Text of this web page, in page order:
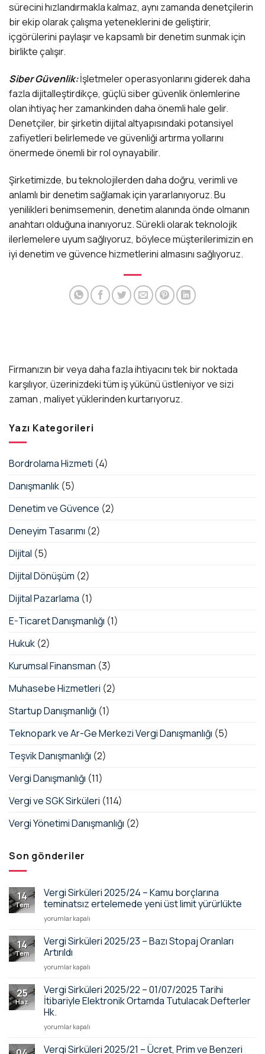
sürecini hızlandırmakla kalmaz, aynı zamanda denetçilerin
bir ekip olarak çalışma yeteneklerini de geliştirir,
içgörülerini paylaşır ve kapsamlı bir denetim sunmak için
birlikte çalışır.
Siber Güvenlik:İşletmeler operasyonlarını giderek daha
fazla dijitalleştirdikçe, güçlü siber güvenlik önlemlerine
olan ihtiyaç her zamankinden daha önemli hale gelir.
Denetçiler, bir şirketin dijital altyapısındaki potansiyel
zafiyetleri belirlemede ve güvenliği artırma yollarını
önermede önemli bir rol oynayabilir.
Şirketimizde, bu teknolojilerden daha doğru, verimli ve
anlamlı bir denetim sağlamak için yararlanıyoruz. Bu
yenilikleri benimsemenin, denetim alanında önde olmanın
anahtarı olduğuna inanıyoruz. Sürekli olarak teknolojik
ilerlemelere uyum sağlıyoruz, böylece müşterilerimizin en
iyi denetim ve güvence hizmetlerini almasını sağlıyoruz.
Firmanızın bir veya daha fazla ihtiyacını tek bir noktada
karşılıyor, üzerinizdeki tüm iş yükünü üstleniyor ve sizi
zaman , maliyet yüklerinden kurtarıyoruz.
Yazı Kategorileri
Bordrolama Hizmeti (4)
Danışmanlık (5)
Denetim ve Güvence (2)
Deneyim Tasarımı (2)
Dijital (5)
Dijital Dönüşüm (2)
Dijital Pazarlama (1)
E-Ticaret Danışmanlığı (1)
Hukuk (2)
Kurumsal Finansman (3)
Muhasebe Hizmetleri (2)
Startup Danışmanlığı (1)
Teknopark ve Ar-Ge Merkezi Vergi Danışmanlığı (5)
Teşvik Danışmanlığı (2)
Vergi Danışmanlığı (11)
Vergi ve SGK Sirküleri (114)
Vergi Yönetimi Danışmanlığı (2)
Son gönderiler
14
Tem
Vergi Sirküleri 2025/24 – Kamu borçlarına
teminatsız ertelemede yeni üst limit yürürlükte
Vergi
2025/24
–
Kamu
borçlarına
ertelemede
yeni
üst
limit
yürürlükte
yorumlar kapalı
14
Tem
Vergi Sirküleri 2025/23 – Bazı Stopaj Oranları
Artırıldı
Vergi
2025/23
–
Bazı
Stopaj
Oranları
için
yorumlar kapalı
25
Haz
Vergi Sirküleri 2025/22 – 01/07/2025 Tarihi
İtibariyle Elektronik Ortamda Tutulacak Defterler
Hk.
Vergi
2025/22
yorumlar kapalı
Vergi Sirküleri 2025/21 – Ücret, Prim ve Benzeri